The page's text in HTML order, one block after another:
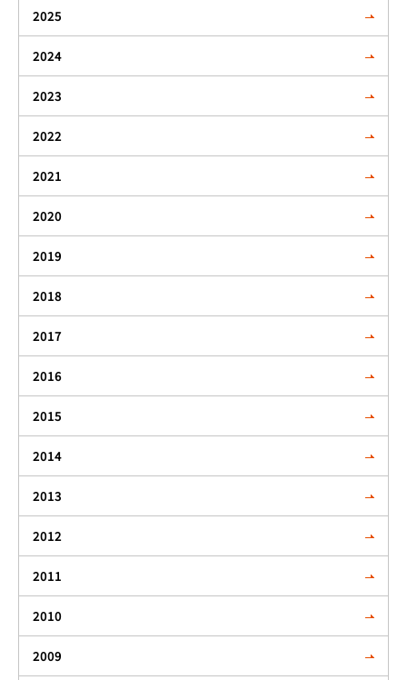
2025
2024
2023
2022
2021
2020
2019
2018
2017
2016
2015
2014
2013
2012
2011
2010
2009